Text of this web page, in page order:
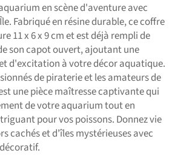
en scène d'aventure avec
Fabriqué en résine durable, ce coffre
11 x 6 x 9 cm et est déjà rempli de
son capot ouvert, ajoutant une
d'excitation à votre décor aquatique.
de piraterie et les amateurs de
une pièce maîtresse captivante qui
de votre aquarium tout en
pour vos poissons. Donnez vie
cachés et d'îles mystérieuses avec